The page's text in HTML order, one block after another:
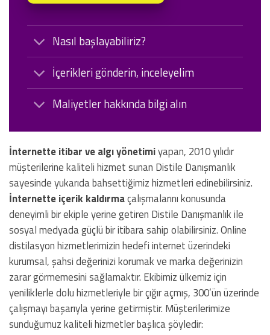
Nasıl başlayabiliriz?
İçerikleri gönderin, inceleyelim
Maliyetler hakkında bilgi alın
İnternette itibar ve algı yönetimiyapan, 2010 yılıdır
müşterilerine kaliteli hizmet sunan Distile Danışmanlık
sayesinde yukarıda bahsettiğimiz hizmetleri edinebilirsiniz.
İnternette içerik kaldırmaçalışmalarını konusunda
deneyimli bir ekiple yerine getiren Distile Danışmanlık ile
sosyal medyada güçlü bir itibara sahip olabilirsiniz. Online
distilasyon hizmetlerimizin hedefi internet üzerindeki
kurumsal, şahsi değerinizi korumak ve marka değerinizin
zarar görmemesini sağlamaktır. Ekibimiz ülkemiz için
yeniliklerle dolu hizmetleriyle bir çığır açmış, 300’ün üzerinde
çalışmayı başarıyla yerine getirmiştir. Müşterilerimize
sunduğumuz kaliteli hizmetler başlıca şöyledir: